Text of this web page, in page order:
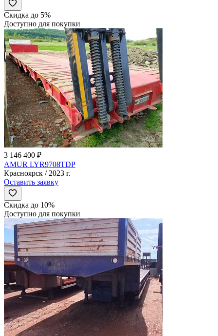
Скидка до 5%
Доступно для покупки
3 146 400 ₽
AMUR LYR9708TDP
Красноярск / 2023 г.
Оставить заявку
Скидка до 10%
Доступно для покупки